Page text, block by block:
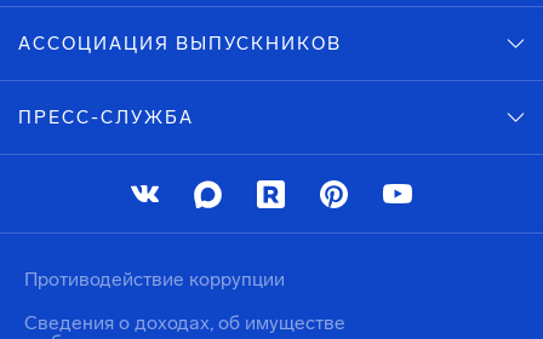
АССОЦИАЦИЯ ВЫПУСКНИКОВ
ПРЕСС-СЛУЖБА
Противодействие коррупции
Сведения о доходах, об имуществе